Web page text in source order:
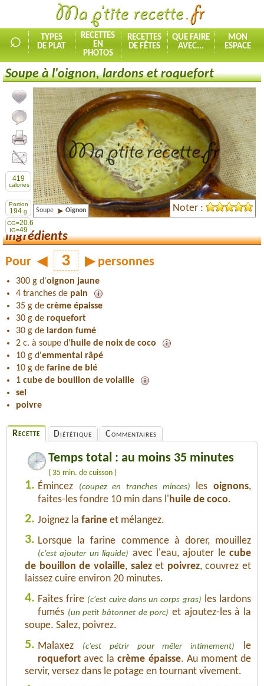
⌕
TYPES
DE PLAT
RECETTES
EN
PHOTOS
RECETTES
DE FÊTES
QUE FAIRE
AVEC...
MON
ESPACE
Soupe à l'oignon, lardons et roquefort
Ajouter la recette à mes favorites
Commenter, noter la recette
Imprimer la recette
Partager cette recette
419
calories
Portion
194 g
CG=20.6
IG=49
Soupe Oignon Noter :
Ingrédients
Pour ◀ ▶ personnes
300 g d'oignon jaune
4 tranches de pain
35 g de crème épaisse
30 g de roquefort
30 g de lardon fumé
2 c. à soupe d' huile de noix de coco
10 g d'emmental râpé
10 g de farine de blé
1 cube de bouillon de volaille
sel
poivre
Recette Diététique Commentaires
Temps total : au moins 35 minutes
( 35 min. de cuisson )
1. Émincez (coupez en tranches minces) lesoignons,
faites-les fondre 10 min dans l' huile de coco.
2. Joignez la farine et mélangez.
3. Lorsque la farine commence à dorer, mouillez
(c'est ajouter un liquide) avec l'eau, ajouter le cube
de bouillon de volaille, salezet poivrez, couvrez et
laissez cuire environ 20 minutes.
4. Faites frire (c'est cuire dans un corps gras)
les lardons
fumés (un petit bâtonnet de porc) et ajoutez-les à la
soupe. Salez, poivrez.
5. Malaxez (c'est pétrir pour mêler intimement)
le
roquefort avec lacrème épaisse. Au moment de
servir, versez dans le potage en tournant vivement.